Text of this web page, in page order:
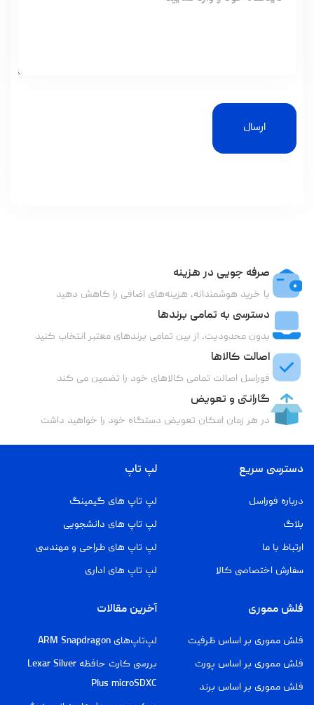
ارسال
صرفه جویی در هزینه
با خرید هوشمندانه، هزینه‌های اضافی را کاهش دهید
دسترسی به تمامی برندها
بدون محدودیت، از بین تمامی برندهای معتبر انتخاب کنید
اصالت کالاها
فوراسل اصالت تمامی کالاهای خود را تضمین می کند
گارانتی و تعویض
در هر زمان امکان تعویض دستگاه خود را خواهید داشت
دسترسی سریع
درباره فوراسل
بلاگ
ارتباط با ما
سفارش اختصاصی کالا
لپ تاپ
لپ تاپ های گیمینگ
لپ تاپ های دانشجویی
لپ تاپ های طراحی و مهندسی
لپ تاپ های اداری
فلش مموری
فلش مموری بر اساس ظرفیت
فلش مموری بر اساس پورت
فلش مموری بر اساس برند
آخرین مقالات
لپ‌تاپ‌های ARM Snapdragon
بررسی کارت حافظه Lexar Silver
Plus microSDXC